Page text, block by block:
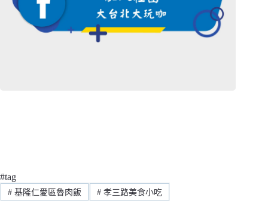
#tag
#基隆仁愛區魯肉飯 #孝三路美食小吃